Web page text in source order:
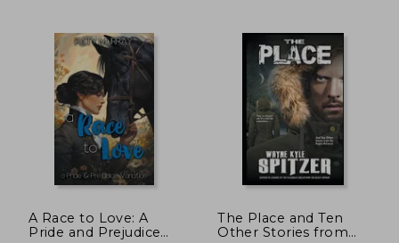
45%
dcto. $ 26.71
45%
dcto.
A Race to Love: A
Pride and Prejudice
The Place and Ten
Other Stories from